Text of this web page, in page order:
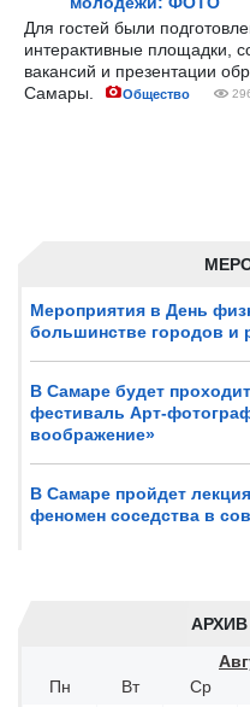
Мероприятия в День
большинстве городов и
В Самаре будет
фестиваль Арт-
воображение»
В Самаре пройдет
феномен соседства в
Пн
Вт Ср
Для гостей были
интерактивные площадки,
вакансий и презентации
Самары.
Общество